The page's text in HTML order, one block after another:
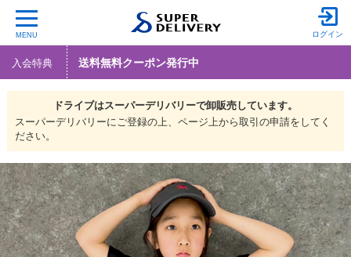
MENU ログイン
入会特典 送料無料クーポン発行中
ドライブはスーパーデリバリーで卸販売しています。
スーパーデリバリーにご登録の上、ページ上から取引の申請をしてく
ださい。